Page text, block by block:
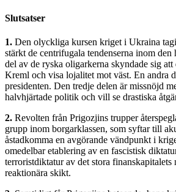
Slutsatser
1. Den olyckliga kursen kriget i Ukraina
stärkt de centrifugala tendenserna inom den
del av de ryska oligarkerna skyndade sig att
Kreml och visa lojalitet mot väst. En andra
presidenten. Den tredje delen är missnöjd
halvhjärtade politik och vill se drastiska
2. Revolten från Prigozjins trupper
grupp inom borgarklassen, som syftar till
åstadkomma en avgörande vändpunkt i
omedelbar etablering av en fascistisk
terroristdiktatur av det stora finanskapitalets
reaktionära skikt.